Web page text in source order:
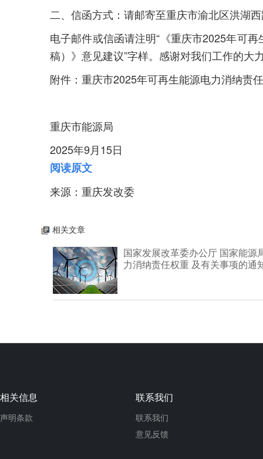
二、信函方式：请邮寄至重庆市渝北区洪湖
电子邮件或信函请注明“《重庆市2025年可
稿）》意见建议”字样。感谢对我们工作的大
附件：重庆市2025年可再生能源电力消纳责
重庆市能源局
2025年9月15日
阅读原文
来源：重庆发改委
相关文章
国家发展改革委办公厅 国家能源
力消纳责任权重 及有关事项的通
相关信息
声明条款
联系我们
联系我们
意见反馈